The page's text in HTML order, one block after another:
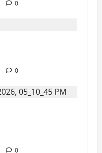
0
0
0